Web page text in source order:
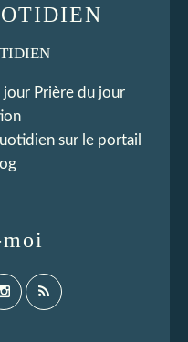
jour Prière du jour
sur le portail